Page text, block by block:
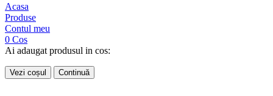
Acasa
Produse
Contul meu
0 Cos
Ai adaugat produsul in cos:
Vezi coșul Continuă